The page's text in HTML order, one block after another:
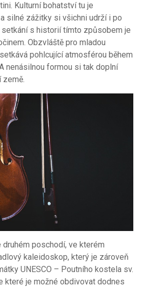
Kulturní bohatství tu je
silné zážitky si všichni udrží i po
setkání s historií tímto způsobem je
Obzvláště pro mladou
pohlcující atmosférou během
nenásilnou formou si tak doplní
země.
poschodí, ve kterém
kaleidoskop, který je zároveň
UNESCO – Poutního kostela sv.
které je možné obdivovat dodnes